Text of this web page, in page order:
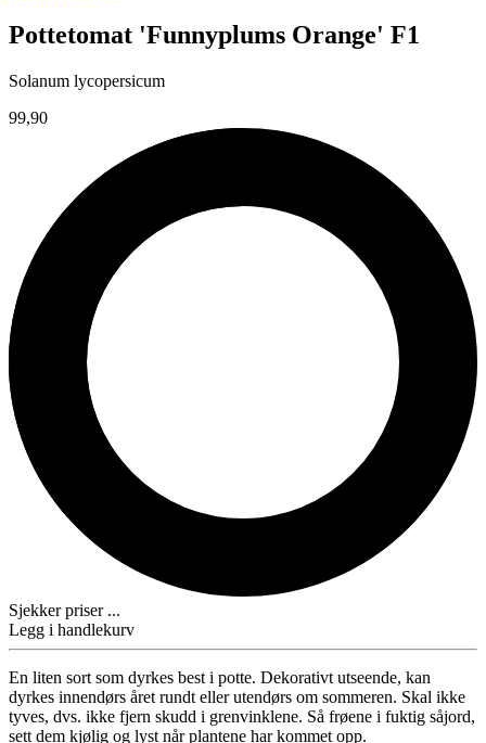
Pottetomat 'Funnyplums Orange' F1
Solanum lycopersicum
99,90
Sjekker priser ...
Legg i handlekurv
En liten sort som dyrkes best i potte. Dekorativt utseende, kan
dyrkes innendørs året rundt eller utendørs om sommeren. Skal ikke
tyves, dvs. ikke fjern skudd i grenvinklene. Så frøene i fuktig såjord,
sett dem kjølig og lyst når plantene har kommet opp.